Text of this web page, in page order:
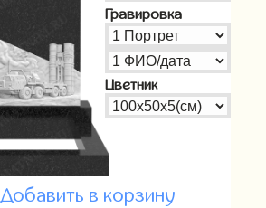
Гравировка
Цветник
Добавить в корзину